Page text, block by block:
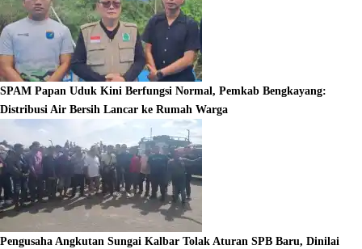
SPAM Papan Uduk Kini Berfungsi Normal, Pemkab Bengkayang:
Distribusi Air Bersih Lancar ke Rumah Warga
Pengusaha Angkutan Sungai Kalbar Tolak Aturan SPB Baru, Dinilai